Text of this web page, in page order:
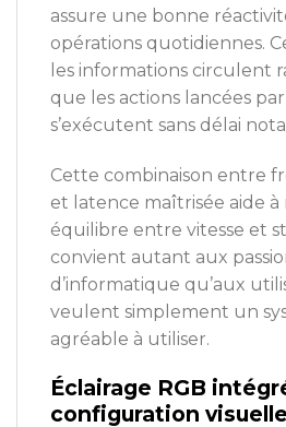
assure une bonne
opérations quotidiennes.
les informations circulent
que les actions lancées
s’exécutent sans délai
Cette combinaison entre
et latence maîtrisée aide
équilibre entre vitesse et
convient autant aux
d’informatique qu’aux
veulent simplement un
agréable à utiliser.
Éclairage RGB
configuration visuelle